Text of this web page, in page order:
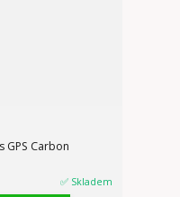
GPS Carbon
✅ Skladem